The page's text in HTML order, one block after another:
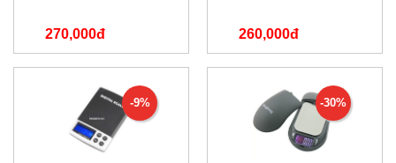
270,000đ
370,000đ
260,000đ
550,000đ
-9% -30%